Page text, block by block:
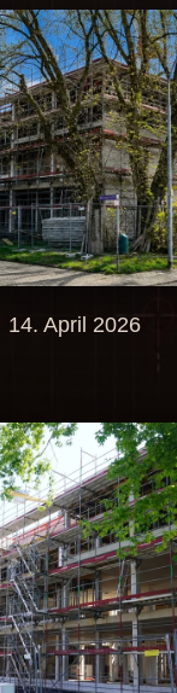
14. April 2026